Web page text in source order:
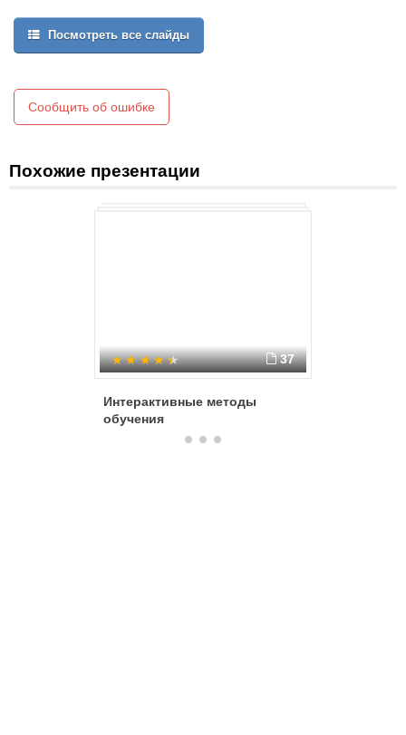
Урок занимает приблизительно 98% учебного времени…
Посмотреть все слайды
Сообщить об ошибке
Похожие презентации
37
Интерактивные методы
обучения